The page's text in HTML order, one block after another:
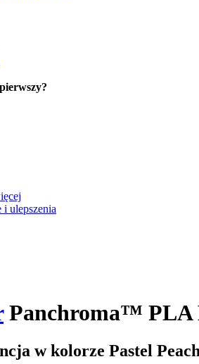
i ulepszenia
Panchroma™ PLA
w kolorze Pastel Peach